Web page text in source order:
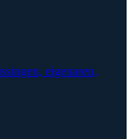
eigenaren,